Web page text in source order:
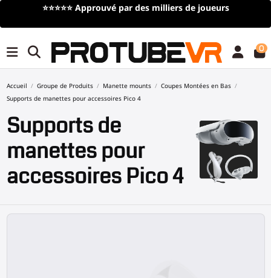
Livraison gratuitepour toute commande de plus de 100€/
0
Accueil Groupe de Produits Manette mounts
Coupes Montées en Bas
Supports de manettes pour accessoires Pico 4
Supports de
manettes pour
accessoires Pico 4